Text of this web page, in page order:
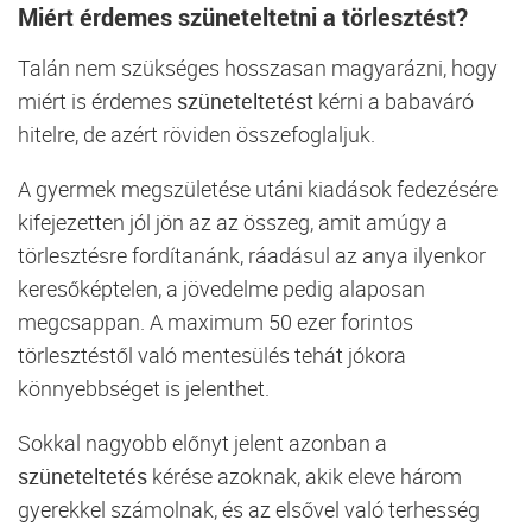
Miért érdemes szüneteltetni a törlesztést?
Talán nem szükséges hosszasan magyarázni, hogy
miért is érdemes szüneteltetést kérni a babaváró
hitelre, de azért röviden összefoglaljuk.
A gyermek megszületése utáni kiadások fedezésére
kifejezetten jól jön az az összeg, amit amúgy a
törlesztésre fordítanánk, ráadásul az anya ilyenkor
keresőképtelen, a jövedelme pedig alaposan
megcsappan. A maximum 50 ezer forintos
törlesztéstől való mentesülés tehát jókora
könnyebbséget is jelenthet.
Sokkal nagyobb előnyt jelent azonban a
szüneteltetés kérése azoknak, akik eleve három
gyerekkel számolnak, és az elsővel való terhesség